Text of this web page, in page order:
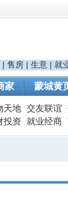
| 售房 | 生意 | 就
家 蒙城黄
天地 交友联谊
投资 就业经商